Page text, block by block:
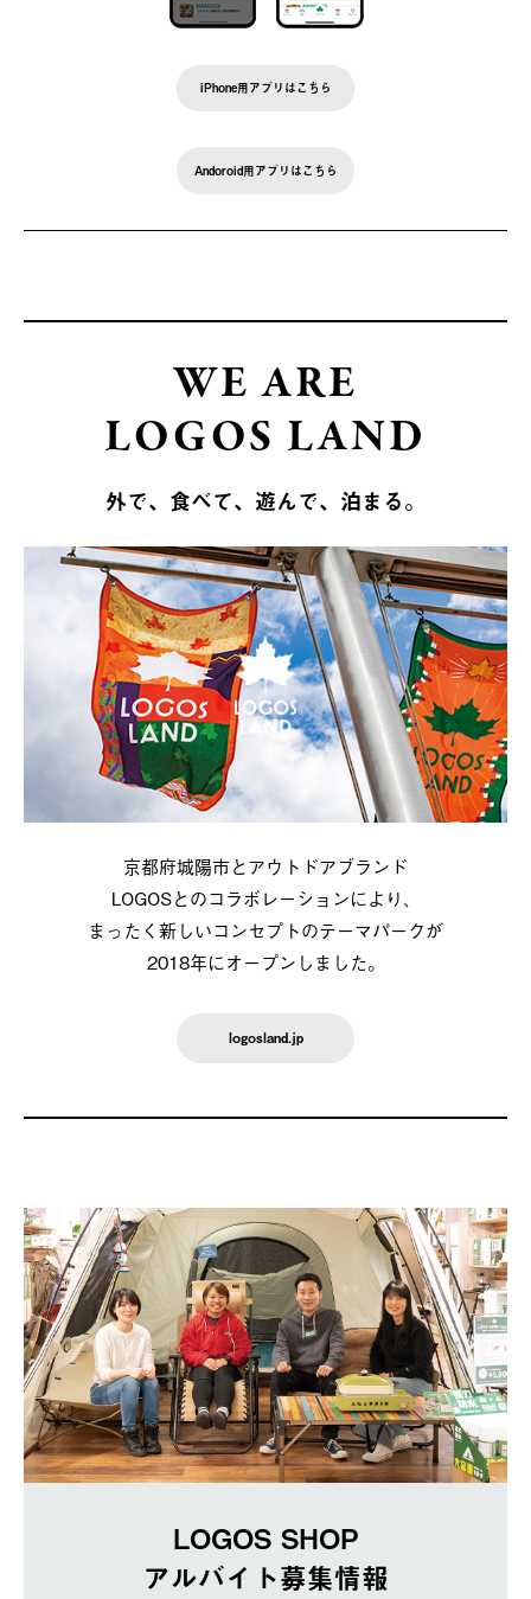
iPhone用アプリはこちら
Andoroid用アプリはこちら
WE ARE
LOGOS LAND
外で、食べて、遊んで、泊まる。
京都府城陽市とアウトドアブランド
LOGOSとのコラボレーションにより、
まったく新しいコンセプトのテーマパークが
2018年にオープンしました。
logosland.jp
LOGOS SHOP
アルバイト募集情報